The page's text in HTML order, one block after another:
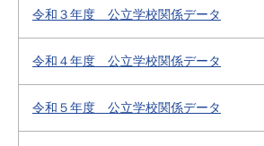
令和３年度 公立学校関係データ
令和４年度 公立学校関係データ
令和５年度 公立学校関係データ